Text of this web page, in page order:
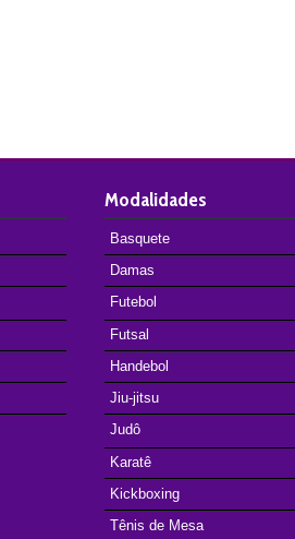
Modalidades
Basquete
Damas
Futebol
Futsal
Handebol
Jiu-jitsu
Judô
Karatê
Kickboxing
Tênis de Mesa